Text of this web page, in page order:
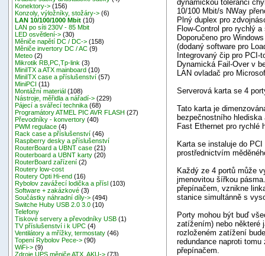
Konektory-> (156)
Konzoly, výložníky, stožáry-> (6)
LAN 10/100/1000 Mbit (10)
LAN po síti 230V - 85 Mbit
LED osvětlení-> (30)
Měniče napětí DC / DC-> (158)
Měniče invertory DC / AC (9)
Meteo (2)
Mikrotik RB,PC,Tp-link (3)
MiniITX a ATX mainboard (10)
MiniITX case a příslušenství (57)
MiniPCI (11)
Montážní materiál (108)
Nástroje, měřidla a nářadí-> (229)
Pájecí a svářecí technika (68)
Programátory ATMEL PIC AVR FLASH (27)
Převodníky - konvertory (40)
PWM regulace (4)
Rack case a příslušenství (46)
Raspberry desky a příslušenství
RouterBoard a UBNT case (21)
Routerboard a UBNT karty (20)
RouterBoard zařízení (2)
Routery low-cost
Routery Opti Hi-end (16)
Rybolov zavážecí lodička a přísl (103)
Software + zakázkové (3)
Součástky náhradní díly-> (494)
Switche Huby USB 2.0 3.0 (10)
Telefony
Tiskové servery a převodníky USB (1)
TV příslušenství i k UPC (4)
Ventilátory a mřížky, termostaty (46)
Topení Rybolov Pece-> (90)
WiFi-> (9)
Zdroje UPS měniče ATX, AKU-> (73)
dynamickou toleranci
10/100 Mbit/s NWay
Plný duplex pro
Flow-Control pro rychlý
Doporučeno pro
(dodaný software pro
Integrovaný čip pro PCI-
Dynamická Fail-Over v
LAN ovladač pro
Serverová karta se 4
Tato karta je
bezpečnostního
Fast Ethernet pro rychlé
Karta se instaluje do
prostřednictvím
Každý ze 4 portů může
jmenovitou šířkou
přepínačem, vznikne
stanice simultánně s
Porty mohou být buď
zatížením) nebo některé
rozloženém zatížení
redundance naproti
přepínačem.